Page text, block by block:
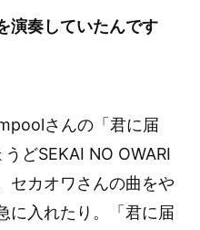
奏していたんです
さんの「君に届
どSEKAI NO OWARI
セカオワさんの曲をや
に入れたり。「君に届